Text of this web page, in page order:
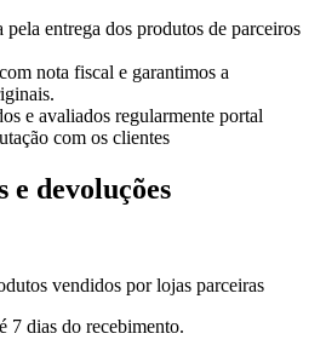
entrega dos produtos de parceiros
nota fiscal e garantimos a
e avaliados regularmente portal
com os clientes
e devoluções
vendidos por lojas parceiras
7 dias do recebimento.